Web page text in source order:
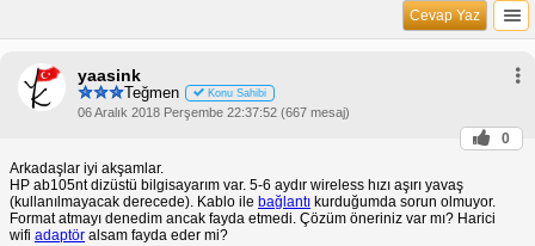
Cevap Yaz
yaasink
Teğmen Konu Sahibi
06 Aralık 2018 Perşembe 22:37:52 (667 mesaj)
0
Arkadaşlar iyi akşamlar.
HP ab105nt dizüstü bilgisayarım var. 5-6 aydır wireless hızı aşırı yavaş
(kullanılmayacak derecede). Kablo ile bağlantı kurduğumda sorun olmuyor.
Format atmayı denedim ancak fayda etmedi. Çözüm öneriniz var mı? Harici
wifi adaptör alsam fayda eder mi?